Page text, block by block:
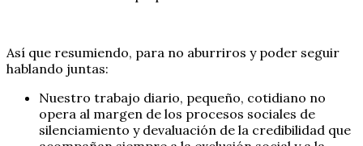
Así que resumiendo, para no aburriros y poder seguir
hablando juntas:
Nuestro trabajo diario, pequeño, cotidiano no
opera al margen de los procesos sociales de
silenciamiento y devaluación de la credibilidad que